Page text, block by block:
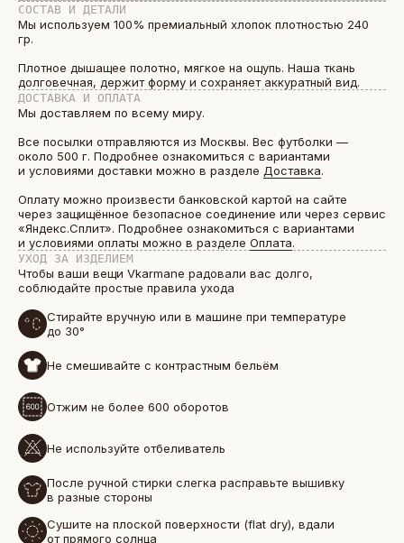
СОСТАВ И ДЕТАЛИ
Мы используем 100% премиальный хлопок плотностью 240
гр.
Плотное дышащее полотно, мягкое на ощупь. Наша ткань
долговечная, держит форму и сохраняет аккуратный вид.
ДОСТАВКА И ОПЛАТА
Мы доставляем по всему миру.
Все посылки отправляются из Москвы. Вес футболки —
около 500 г. Подробнее ознакомиться с вариантами
и условиями доставки можно в разделе Доставка.
Оплату можно произвести банковской картой на сайте
через защищённое безопасное соединение или через сервис
«Яндекс.Сплит». Подробнее ознакомиться с вариантами
и условиями оплаты можно в разделе Оплата.
УХОД ЗА ИЗДЕЛИЕМ
Чтобы ваши вещи Vkarmane радовали вас долго,
соблюдайте простые правила ухода
Стирайте вручную или в машине при температуре
до 30°
Не смешивайте с контрастным бельём
Отжим не более 600 оборотов
Не используйте отбеливатель
После ручной стирки слегка расправьте вышивку
в разные стороны
Сушите на плоской поверхности (flat dry), вдали
от прямого солнца
БОЛЕЕ 50 000 ДРУЗЕЙ VKARMANE ПО ВСЕЙ СТРАНЕ
Истории, которые мы носим «в кармане»